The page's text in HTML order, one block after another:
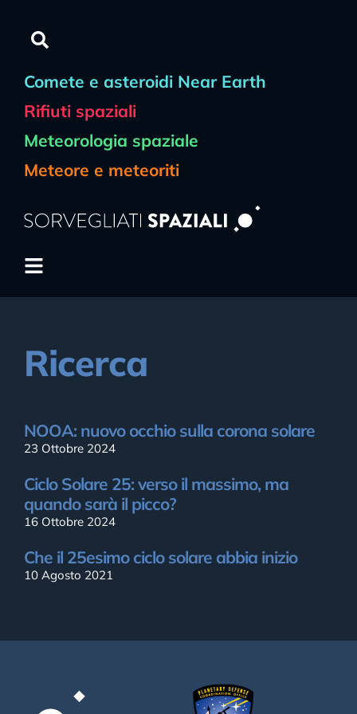
Comete e asteroidi Near Earth
Rifiuti spaziali
Meteorologia spaziale
Meteore e meteoriti
Ricerca
NOOA: nuovo occhio sulla corona solare
23 Ottobre 2024
Ciclo Solare 25: verso il massimo, ma
quando sarà il picco?
16 Ottobre 2024
Che il 25esimo ciclo solare abbia inizio
10 Agosto 2021